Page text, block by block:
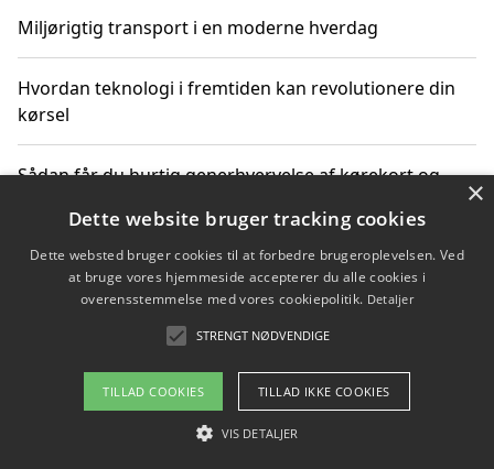
Miljørigtig transport i en moderne hverdag
Hvordan teknologi i fremtiden kan revolutionere din
kørsel
Sådan får du hurtig generhvervelse af kørekort og
Sådan lærer du miljørigtig kørsel hos en køreskole i
Gentofte
Copyright 2026 - Pilanto Aps
Om / kontakt
×
Dette website bruger tracking cookies
Dette websted bruger cookies til at forbedre brugeroplevelsen. Ved
at bruge vores hjemmeside accepterer du alle cookies i
overensstemmelse med vores cookiepolitik. Detaljer
STRENGT NØDVENDIGE
TILLAD COOKIES TILLAD IKKE COOKIES
VIS DETALJER